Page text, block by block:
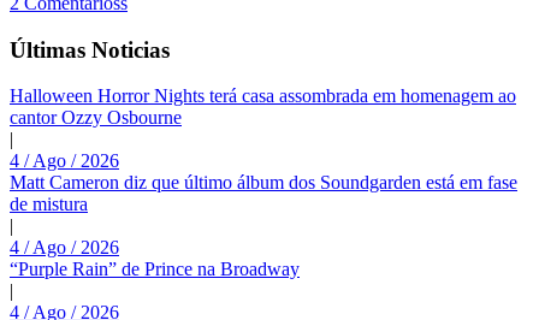
Últimas Noticias
Halloween Horror Nights terá casa assombrada em homenagem ao
cantor Ozzy Osbourne
|
4 / Ago / 2026
Matt Cameron diz que último álbum dos Soundgarden está em fase
de mistura
|
4 / Ago / 2026
“Purple Rain” de Prince na Broadway
|
4 / Ago / 2026